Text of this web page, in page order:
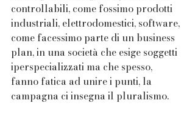
controllabili, come fossimo prodotti
industriali, elettrodomestici, software,
come facessimo parte di un business
plan, in una società che esige soggetti
iperspecializzati ma che spesso,
fanno fatica ad unire i punti, la
campagna ci insegna il pluralismo.